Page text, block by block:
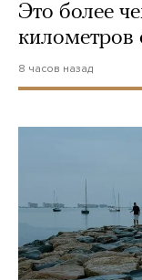
Это более
километров
8 часов назад